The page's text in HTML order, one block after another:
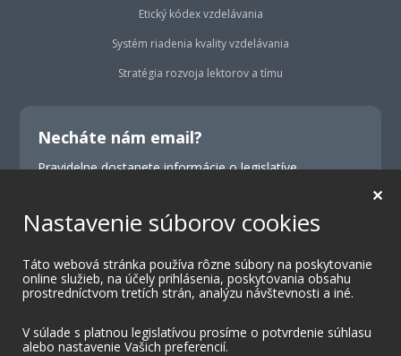
Nastavenie súborov cookies
Táto webová stránka používa rôzne súbory na poskytovanie
online služieb, na účely prihlásenia, poskytovania obsahu
prostredníctvom tretích strán, analýzu návštevnosti a iné.
V súlade s platnou legislatívou prosíme o potvrdenie súhlasu
alebo nastavenie Vašich preferencií.
✕
Etický kódex vzdelávania
Systém riadenia kvality vzdelávania
Stratégia rozvoja lektorov a tímu
Necháte nám email?
Pravidelne dostanete informácie o legislatíve,
Odoslať
Odoslaním formulára súhlasíte s doručovaním
marketingovej komunikácie.